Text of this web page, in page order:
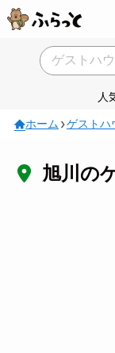
人
ホーム ゲストハ
旭川の